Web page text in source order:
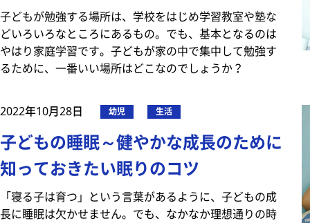
子どもが勉強する場所は、学校をはじめ学習教室や塾な
どいろいろなところにあるもの。でも、基本となるのは
やはり家庭学習です。子どもが家の中で集中して勉強す
るために、一番いい場所はどこなのでしょうか？
2022年10月28日 幼児 生活
子どもの睡眠～健やかな成長のために
知っておきたい眠りのコツ
「寝る子は育つ」という言葉があるように、子どもの成
長に睡眠は欠かせません。でも、なかなか理想通りの時